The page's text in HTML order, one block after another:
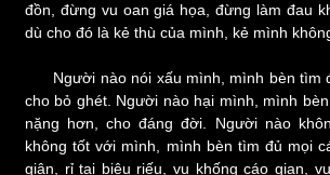
đồn, đừng vu oan giá họa, đừng làm đau
dù cho đó là kẻ thù của mình, kẻ mình
Người nào nói xấu mình, mình bèn tìm
cho bỏ ghét. Người nào hại mình, mình
nặng hơn, cho đáng đời. Người nào
không tốt với mình, mình bèn tìm đủ mọi
giận, rỉ tai biêu riếu, vu khống cáo gian,